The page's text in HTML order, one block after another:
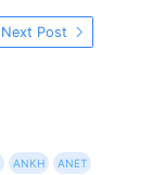
Next Post
ANKH
ANET